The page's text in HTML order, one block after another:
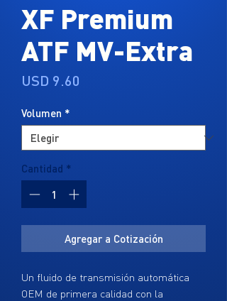
XF Premium
ATF MV-Extra
USD 9.60
Volumen *
Cantidad *
Agregar a Cotización
Un fluido de transmisión automática
OEM de primera calidad con la